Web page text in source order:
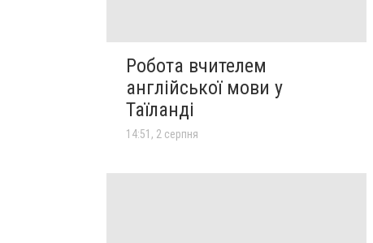
Робота вчителем
англійської мови у
Таїланді
14:51, 2 серпня